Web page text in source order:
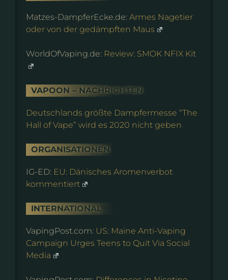
Matzes-DampferEcke.de: Armes Nagetier
oder von der gedämpften Maus
WorldOfVaping.de: Review: SMOK NFIX Kit
VAPOON – NACHRICHTEN
Deutschlands größte Dampfermesse “The
Hall of Vape” wird es 2020 nicht geben
ORGANISATIONEN
IG-ED: EU: Dänisches Aromenverbot
kommentiert
INTERNATIONAL
VapingPost.com: US: Maine Anti-Vaping
Campaign Urges Teens to Quit Via Social
Media